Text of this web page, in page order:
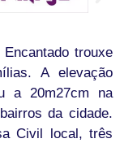
trouxe
A elevação
a 20m27cm na
da cidade.
Civil local, três